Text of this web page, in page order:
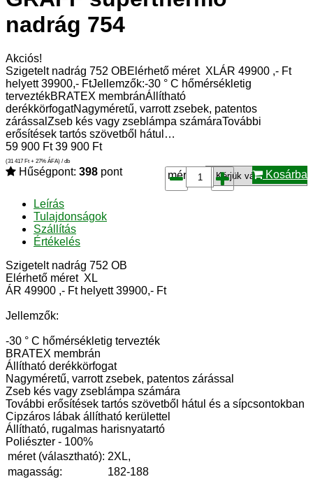
nadrág 754
Akciós!
Szigetelt nadrág 752 OBElérhető méret XLÁR 49900 ,- Ft
helyett 39900,- FtJellemzők:-30 ° C hőmérsékletig
terveztékBRATEX membránÁllítható
derékkörfogatNagyméretű, varrott zsebek, patentos
zárássalZseb kés vagy zseblámpa számáraTovábbi
erősítések tartós szövetből hátul…
59 900 Ft 39 900 Ft
(31 417 Ft + 27% ÁFA) / db
Hűségpont: 398 pont méret*: Kosárba
Leírás
Tulajdonságok
Szállítás
Értékelés
Szigetelt nadrág 752 OB
Elérhető méret XL
ÁR 49900 ,- Ft helyett 39900,- Ft
Jellemzők:
-30 ° C hőmérsékletig tervezték
BRATEX membrán
Állítható derékkörfogat
Nagyméretű, varrott zsebek, patentos zárással
Zseb kés vagy zseblámpa számára
További erősítések tartós szövetből hátul és a sípcsontokban
Cipzáros lábak állítható kerülettel
Állítható, rugalmas harisnyatartó
Poliészter - 100%
méret (választható): 2XL,
magasság:
182-188